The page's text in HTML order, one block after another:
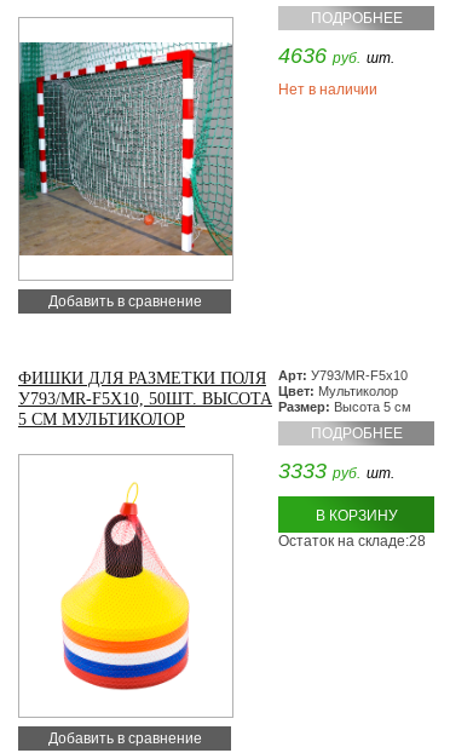
Добавить в сравнение
ПОДРОБНЕЕ
4636 руб. шт.
Нет в наличии
ФИШКИ ДЛЯ РАЗМЕТКИ ПОЛЯ
У793/MR-F5X10, 50ШТ. ВЫСОТА
5 СМ МУЛЬТИКОЛОР
Добавить в сравнение
Арт: У793/MR-F5x10
Цвет: Мультиколор
Размер: Высота 5 см
ПОДРОБНЕЕ
3333 руб. шт.
В КОРЗИНУ
Остаток на складе:28